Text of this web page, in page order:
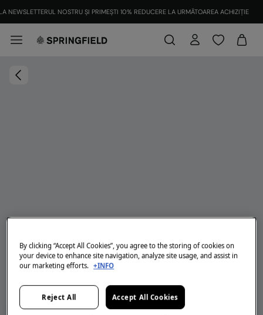
NEWSLETTERUL NOSTRU ȘI PRIMEȘTI 10% REDUCERE LA URMĂTOAREA ACHIZIȚIE
By clicking “Accept All Cookies”, you agree to the storing of cookies on
your device to enhance site navigation, analyze site usage, and assist in
our marketing efforts. +INFO
Reject All Accept All Cookies